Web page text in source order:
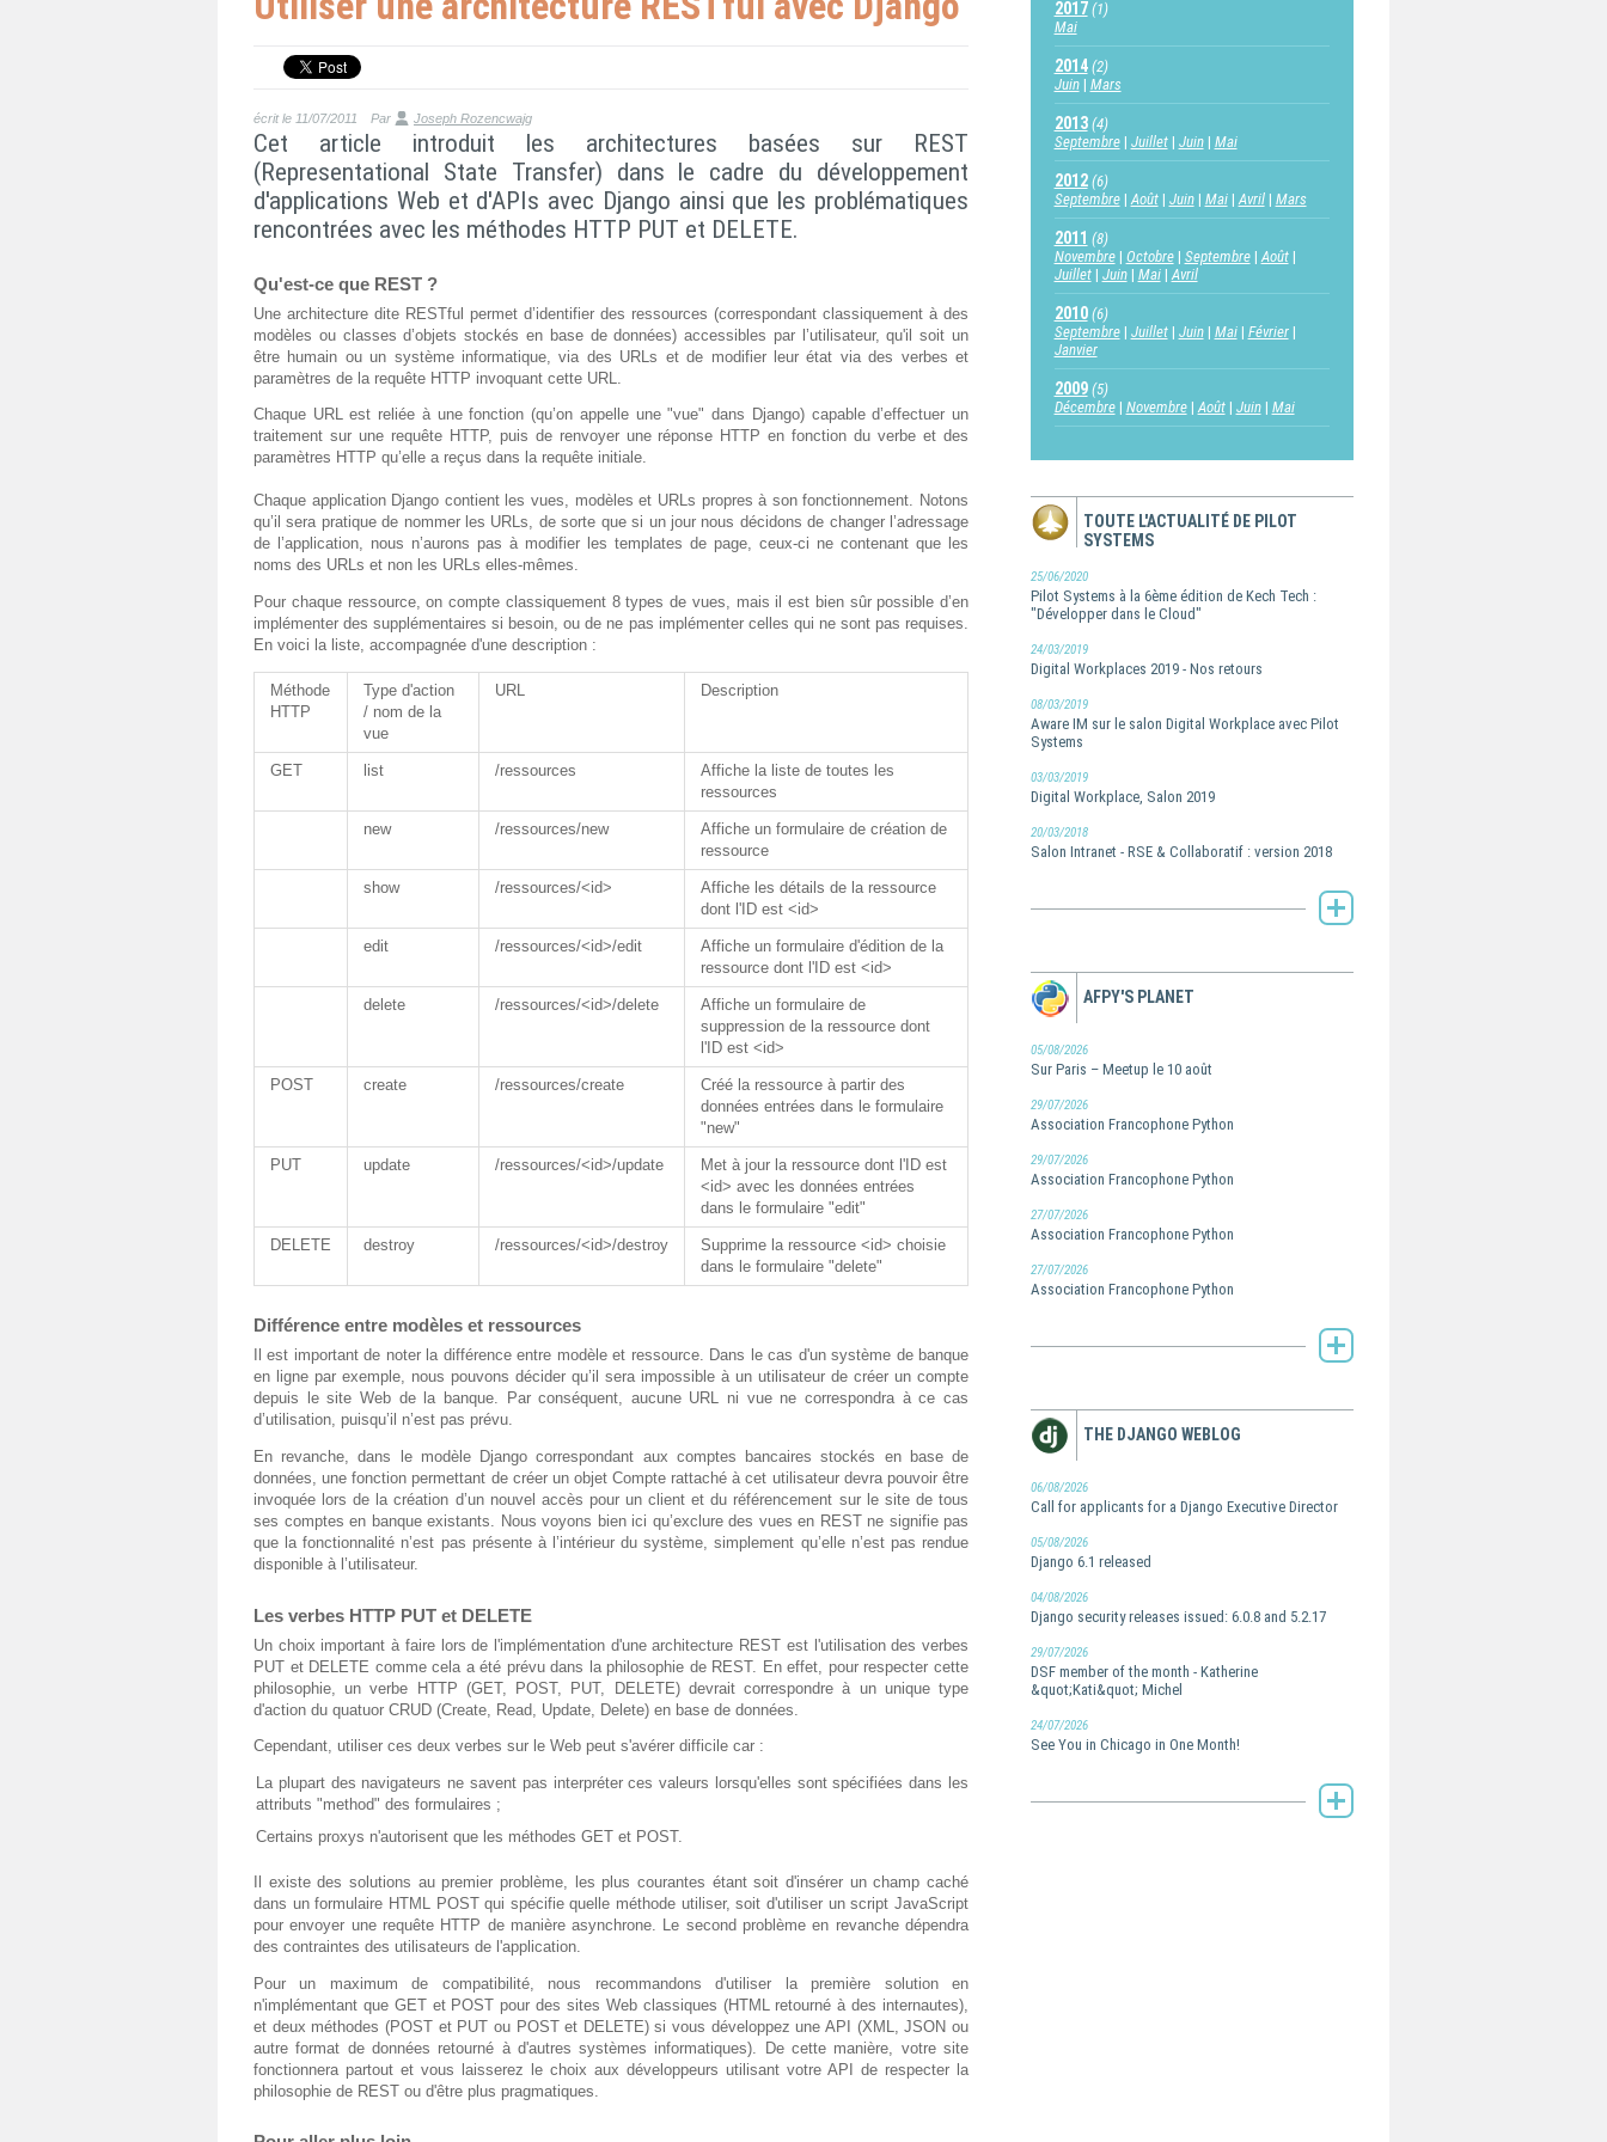
écrit le 11/07/2011 Par Joseph Rozencwajg
Cet article introduit les architectures basées sur REST
(Representational State Transfer) dans le cadre du développement
d'applications Web et d'APIs avec Django ainsi que les problématiques
rencontrées avec les méthodes HTTP PUT et DELETE.
Qu'est-ce que REST ?
Une architecture dite RESTful permet d’identifier des ressources (correspondant classiquement à des
modèles ou classes d’objets stockés en base de données) accessibles par l’utilisateur, qu'il soit un
être humain ou un système informatique, via des URLs et de modifier leur état via des verbes et
paramètres de la requête HTTP invoquant cette URL.
Chaque URL est reliée à une fonction (qu’on appelle une "vue" dans Django) capable d’effectuer un
traitement sur une requête HTTP, puis de renvoyer une réponse HTTP en fonction du verbe et des
paramètres HTTP qu’elle a reçus dans la requête initiale.
Chaque application Django contient les vues, modèles et URLs propres à son fonctionnement. Notons
qu’il sera pratique de nommer les URLs, de sorte que si un jour nous décidons de changer l’adressage
de l’application, nous n’aurons pas à modifier les templates de page, ceux-ci ne contenant que les
noms des URLs et non les URLs elles-mêmes.
Pour chaque ressource, on compte classiquement 8 types de vues, mais il est bien sûr possible d’en
implémenter des supplémentaires si besoin, ou de ne pas implémenter celles qui ne sont pas requises.
En voici la liste, accompagnée d'une description :
Méthode
HTTP
Type d'action
/ nom de la
vue
URL Description
GET list /ressources
Affiche la liste de toutes les
ressources
new /ressources/new
Affiche un formulaire de création de
ressource
show /ressources/<id>
Affiche les détails de la ressource
dont l'ID est <id>
edit /ressources/<id>/edit
Affiche un formulaire d'édition de la
ressource dont l'ID est <id>
delete /ressources/<id>/delete
Affiche un formulaire de
suppression de la ressource dont
l'ID est <id>
POST create /ressources/create
Créé la ressource à partir des
données entrées dans le formulaire
"new"
PUT update /ressources/<id>/update
Met à jour la ressource dont l'ID est
<id> avec les données entrées
dans le formulaire "edit"
DELETE destroy /ressources/<id>/destroy
Supprime la ressource <id> choisie
dans le formulaire "delete"
Différence entre modèles et ressources
Il est important de noter la différence entre modèle et ressource. Dans le cas d'un système de banque
en ligne par exemple, nous pouvons décider qu’il sera impossible à un utilisateur de créer un compte
depuis le site Web de la banque. Par conséquent, aucune URL ni vue ne correspondra à ce cas
d’utilisation, puisqu’il n’est pas prévu.
En revanche, dans le modèle Django correspondant aux comptes bancaires stockés en base de
données, une fonction permettant de créer un objet Compte rattaché à cet utilisateur devra pouvoir être
invoquée lors de la création d’un nouvel accès pour un client et du référencement sur le site de tous
ses comptes en banque existants. Nous voyons bien ici qu’exclure des vues en REST ne signifie pas
que la fonctionnalité n’est pas présente à l’intérieur du système, simplement qu’elle n’est pas rendue
disponible à l’utilisateur.
Les verbes HTTP PUT et DELETE
Un choix important à faire lors de l'implémentation d'une architecture REST est l'utilisation des verbes
PUT et DELETE comme cela a été prévu dans la philosophie de REST. En effet, pour respecter cette
philosophie, un verbe HTTP (GET, POST, PUT, DELETE) devrait correspondre à un unique type
d'action du quatuor CRUD (Create, Read, Update, Delete) en base de données.
Cependant, utiliser ces deux verbes sur le Web peut s'avérer difficile car :
La plupart des navigateurs ne savent pas interpréter ces valeurs lorsqu'elles sont spécifiées dans les
attributs "method" des formulaires ;
Certains proxys n'autorisent que les méthodes GET et POST.
Il existe des solutions au premier problème, les plus courantes étant soit d'insérer un champ caché
dans un formulaire HTML POST qui spécifie quelle méthode utiliser, soit d'utiliser un script JavaScript
pour envoyer une requête HTTP de manière asynchrone. Le second problème en revanche dépendra
des contraintes des utilisateurs de l'application.
Pour un maximum de compatibilité, nous recommandons d'utiliser la première solution en
n'implémentant que GET et POST pour des sites Web classiques (HTML retourné à des internautes),
et deux méthodes (POST et PUT ou POST et DELETE) si vous développez une API (XML, JSON ou
autre format de données retourné à d'autres systèmes informatiques). De cette manière, votre site
fonctionnera partout et vous laisserez le choix aux développeurs utilisant votre API de respecter la
philosophie de REST ou d'être plus pragmatiques.
2017(1)
Mai
2014(2)
Juin
Mars
2013(4)
Septembre
Juillet Juin Mai
2012(6)
Septembre
Août Juin Mai Avril Mars
2011 (8)
Novembre
Octobre Septembre
Août
Juillet
Juin Mai Avril
2010(6)
Septembre
Juillet Juin Mai
Février
Janvier
2009(5)
Décembre
Novembre Août Juin Mai
TOUTE L'ACTUALITÉ DE PILOT
SYSTEMS
25/06/2020
Pilot Systems à la 6ème édition de Kech Tech :
"Développer dans le Cloud"
24/03/2019
Digital Workplaces 2019 - Nos retours
08/03/2019
Aware IM sur le salon Digital Workplace avec Pilot
Systems
03/03/2019
Digital Workplace, Salon 2019
20/03/2018
Salon Intranet - RSE & Collaboratif : version 2018
AFPY'S PLANET
05/08/2026
Sur Paris – Meetup le 10 août
29/07/2026
Association Francophone Python
29/07/2026
Association Francophone Python
27/07/2026
Association Francophone Python
27/07/2026
Association Francophone Python
THE DJANGO WEBLOG
06/08/2026
Call for applicants for a Django Executive Director
05/08/2026
Django 6.1 released
04/08/2026
Django security releases issued: 6.0.8 and 5.2.17
29/07/2026
DSF member of the month - Katherine
&quot;Kati&quot; Michel
24/07/2026
See You in Chicago in One Month!